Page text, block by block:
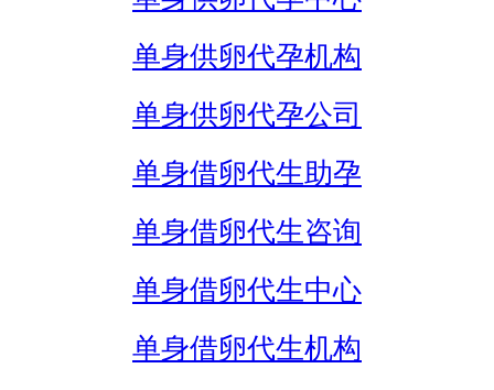
单身供卵代孕机构
单身供卵代孕公司
单身借卵代生助孕
单身借卵代生咨询
单身借卵代生中心
单身借卵代生机构